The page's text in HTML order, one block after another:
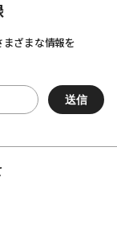
まざまな情報を